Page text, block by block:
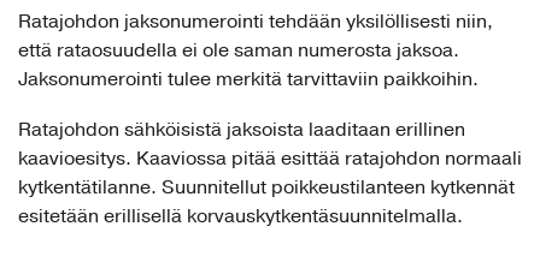
Ratajohdon jaksonumerointi tehdään yksilöllisesti niin,
että rataosuudella ei ole saman numerosta jaksoa.
Jaksonumerointi tulee merkitä tarvittaviin paikkoihin.
Ratajohdon sähköisistä jaksoista laaditaan erillinen
kaavioesitys. Kaaviossa pitää esittää ratajohdon normaali
kytkentätilanne. Suunnitellut poikkeustilanteen kytkennät
esitetään erillisellä korvauskytkentäsuunnitelmalla.